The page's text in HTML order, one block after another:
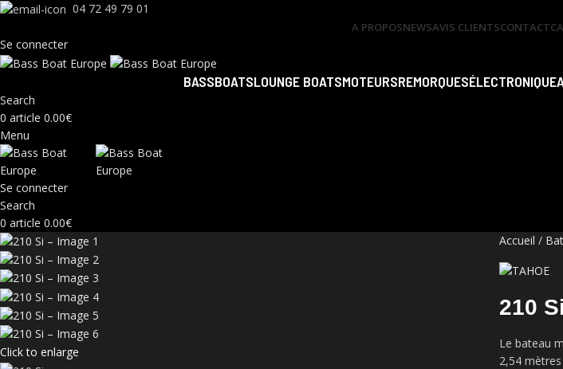
04 72 49 79 01
A PROPOSNEWSAVIS CLIENTSCONTACT
Se connecter
BASSBOATSLOUNGE BOATSMOTEURSREMORQUESÉLECTRONIQUE
Search
0 article 0.00€
Menu
Se connecter
Search
0 article 0.00€
Click to enlarge
Accueil
210 Si
Le bateau
2,54